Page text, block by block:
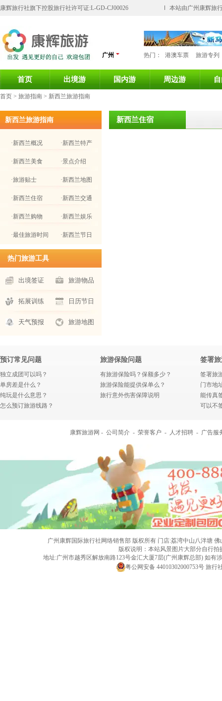
康辉旅行社旗下控股旅行社许可证:L-GD-CJ00026 本站由广州康辉旅
广州 热门： 港澳车票 旅游专列
首页 出境游 国内游 周边游
首页 > 旅游指南 > 新西兰旅游指南
新西兰旅游指南
·新西兰概况 ·新西兰特产
·新西兰美食 ·景点介绍
·旅游贴士 ·新西兰地图
·新西兰住宿 ·新西兰交通
·新西兰购物 ·新西兰娱乐
·最佳旅游时间 ·新西兰节日
热门旅游工具
出境签证 旅游物品
拓展训练 日历节日
天气预报 旅游地图
新西兰住宿
预订常见问题
独立成团可以吗？
单房差是什么？
纯玩是什么意思？
怎么预订旅游线路？
旅游保险问题
有旅游保险吗？保额多少？
旅游保险能提供保单么？
旅行意外伤害保障说明
签署
签署旅
门市地
能传真
可以不
康辉旅游网 - 公司简介 - 荣誉客户 - 人才招聘 - 广告服
广州康辉国际旅行社网络销售部 版权所有 门店:荔湾中山八泮塘 佛
版权说明：本站风景图片大部分自行
地址:广州市越秀区解放南路123号金汇大厦7层(广州康辉总部) 如
粤公网安备 44010302000753号 旅行